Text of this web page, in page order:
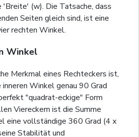
'Breite' (w). Die Tatsache, dass
Seiten gleich sind, ist eine
rechten Winkel.
Winkel
Merkmal eines Rechteckers ist,
Winkel genau 90 Grad
"quadrat-eckige" Form
Viereckern ist die Summe
eine vollständige 360 Grad (4 x
Stabilität und